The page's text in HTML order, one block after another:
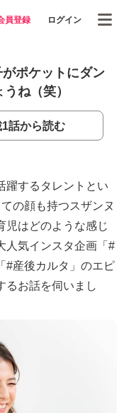
員登録 ログイン
ポケットにダン
ね（笑）
話から読む
躍するタレントとい
の顔も持つスザンヌ
児はどのような感じ
気インスタ企画「#
#産後カルタ」のエピ
るお話を伺いまし